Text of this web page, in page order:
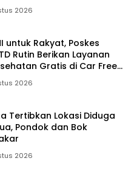
2026
untuk Rakyat, Poskes
Rutin Berikan Layanan
Gratis di Car Free
2026
Tertibkan Lokasi Diduga
Pondok dan Bok
2026